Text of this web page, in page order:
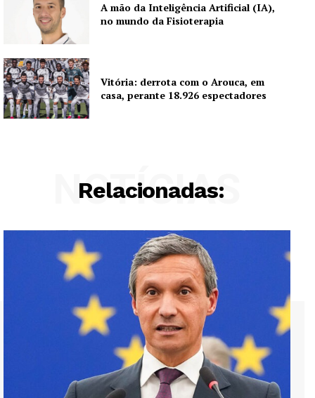
A mão da Inteligência Artificial (IA),
no mundo da Fisioterapia
Vitória: derrota com o Arouca, em
casa, perante 18.926 espectadores
Relacionadas:
NOTÍCIAS